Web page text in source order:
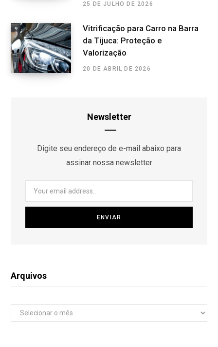
25 DE JULHO DE 2026
Vitrificação para Carro na Barra
da Tijuca: Proteção e
Valorização
20 DE ABRIL DE 2026
Newsletter
Digite seu endereço de e-mail abaixo para
assinar nossa newsletter
Arquivos
Arquivos